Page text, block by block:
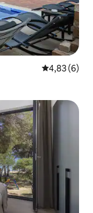
Средна
4,83 (6)